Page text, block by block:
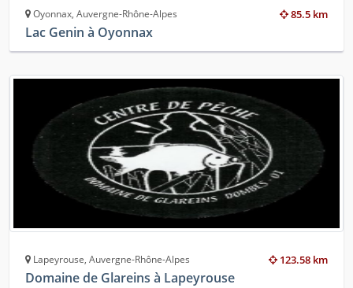
85.5 km
Oyonnax, Auvergne-Rhône-Alpes
Lac Genin à Oyonnax
123.58 km
Lapeyrouse, Auvergne-Rhône-Alpes
Domaine de Glareins à Lapeyrouse